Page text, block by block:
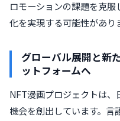
ロモーションの課題を克
化を実現する可能性があり
グローバル展開と新
ットフォームへ
NFT漫画プロジェクトは、
機会を創出しています。言